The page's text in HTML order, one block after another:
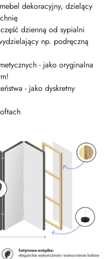
dekoracyjny, dzielący
dzienną od sypialni
np. podręczną
- jako oryginalna
- jako dyskretny